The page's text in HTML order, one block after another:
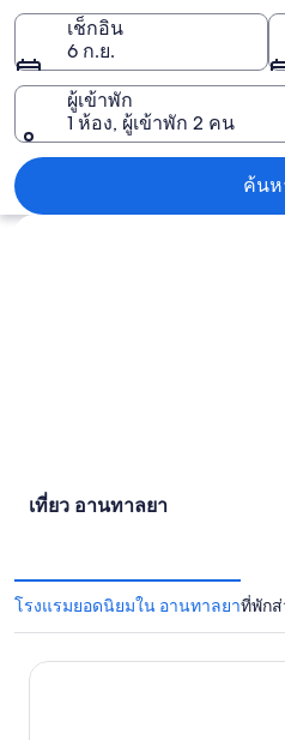
ยา
เช็กอิน
6 ก.ย.
ผู้เข้าพัก
1 ห้อง, ผู้เข้าพัก 2 คน
ค้นห
สำรวจแผนที่
เที่ยว อานทาลยา
โรงแรมยอดนิยมใน อานทาลยาที่พัก
Swandor Hotels & Resort